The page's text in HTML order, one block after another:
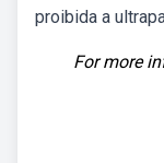
proibida a
For more